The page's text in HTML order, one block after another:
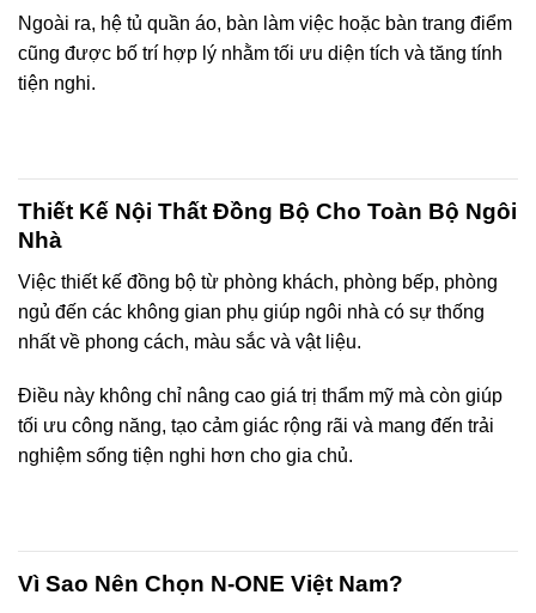
Ngoài ra, hệ tủ quần áo, bàn làm việc hoặc bàn trang điểm
cũng được bố trí hợp lý nhằm tối ưu diện tích và tăng tính
tiện nghi.
Thiết Kế Nội Thất Đồng Bộ Cho Toàn Bộ Ngôi
Nhà
Việc thiết kế đồng bộ từ phòng khách, phòng bếp, phòng
ngủ đến các không gian phụ giúp ngôi nhà có sự thống
nhất về phong cách, màu sắc và vật liệu.
Điều này không chỉ nâng cao giá trị thẩm mỹ mà còn giúp
tối ưu công năng, tạo cảm giác rộng rãi và mang đến trải
nghiệm sống tiện nghi hơn cho gia chủ.
Vì Sao Nên Chọn N-ONE Việt Nam?